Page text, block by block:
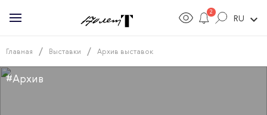
2
RU expand_more
Главная / Выставки / Архив выставок
#Архив